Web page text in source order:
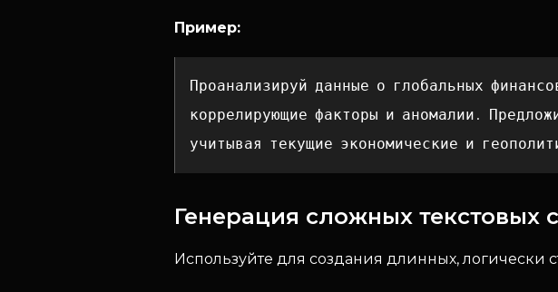
Пример:
Проанализируй данные о глобальных
коррелирующие факторы и аномалии.
учитывая текущие экономические и
Генерация сложных текстовых
Используйте для создания длинных, логически